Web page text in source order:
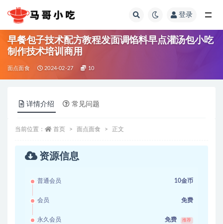
登录
早餐包子技术配方教程发面调馅料早点灌汤包小吃
制作技术培训商用
面点面食 2024-02-27 10
详情介绍 常见问题
当前位置： 首页 面点面食 正文
资源信息
普通会员 10金币
会员 免费
永久会员 免费 推荐